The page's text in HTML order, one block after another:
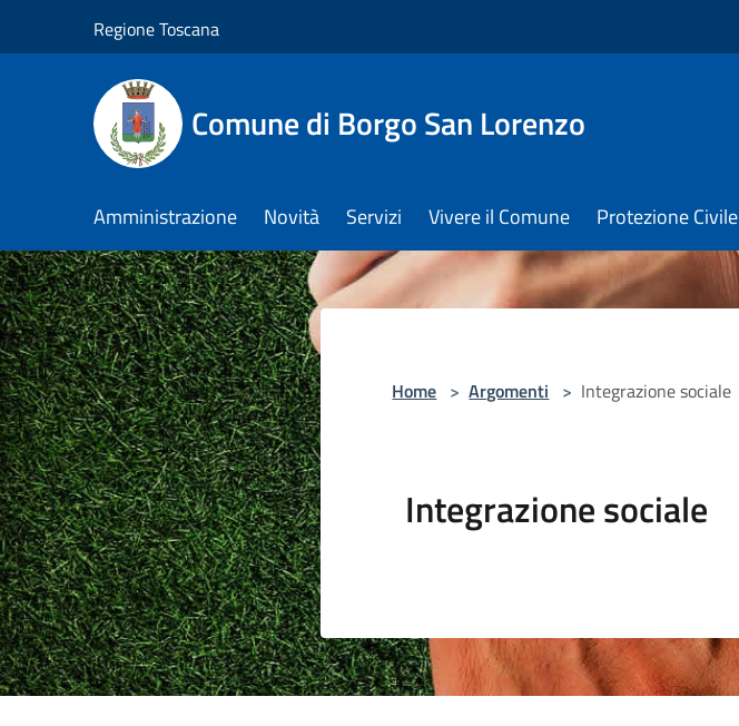
Regione Toscana
Comune di Borgo San Lorenzo
Amministrazione Novità Servizi Vivere il Comune Protezione Civile
Home > Argomenti > Integrazione sociale
Integrazione sociale